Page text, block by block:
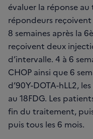
évaluer la réponse
répondeurs reçoivent
8 semaines après la
reçoivent deux
d’intervalle. 4 à 6
CHOP ainsi que 6
d’90Y-DOTA-hLL2,
au 18FDG. Les
fin du traitement,
puis tous les 6 mois.